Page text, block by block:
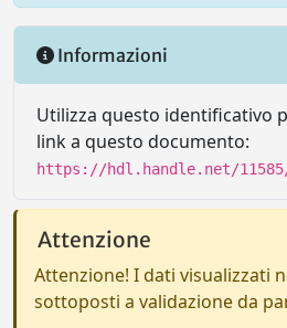
Informazioni
Utilizza questo identificativo
link a questo documento:
https://hdl.handle.net/11585/
Attenzione
Attenzione! I dati visualizzati
sottoposti a validazione da